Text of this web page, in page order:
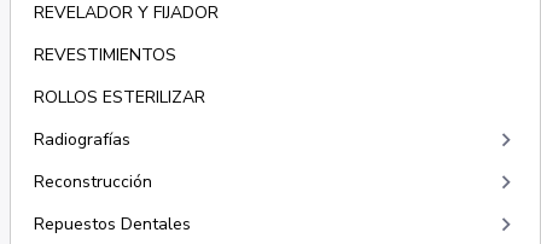
REVELADOR Y FIJADOR
REVESTIMIENTOS
ROLLOS ESTERILIZAR
Radiografías
keyboard_arrow_right
Reconstrucción keyboard_arrow_right
Repuestos Dentales keyboard_arrow_right